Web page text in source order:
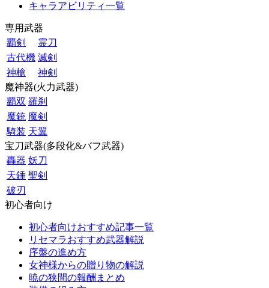
キャラアビリティ一覧
専用武器
覇剣
霊刀
古代機 滅剣
神槍
神剣
魔神器(火力武器)
覇双 羅刹
魔銃 魔剣
騎装 天翼
宝刀武器(多段化&バフ武器)
轟器 妖刀
天錘 聖剣
破刃
初心者向け
初心者向けおすすめ記事一覧
リセマラおすすめ武器解説
序盤の進め方
女神様からの贈り物の解説
暁の狭間の報酬まとめ